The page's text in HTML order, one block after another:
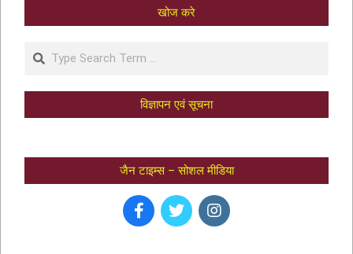
खोज करे
विज्ञापन एवं सूचना
जैन टाइम्स – सोशल मीडिया